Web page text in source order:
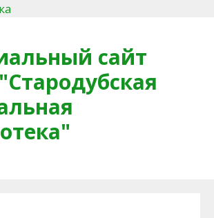
сайт